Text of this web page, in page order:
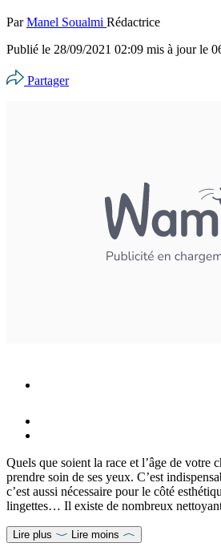
ParManel Soualmi Rédactrice
Publié le 28/09/2021 02:09 mis à jour le
Partager
Quels que soient la race et l’âge de votre
prendre soin de ses yeux. C’est
c’est aussi nécessaire pour le côté
lingettes… Il existe de nombreux
Lire plus Lire moins